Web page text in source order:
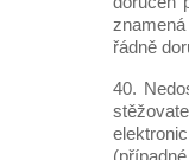
řádně
40.